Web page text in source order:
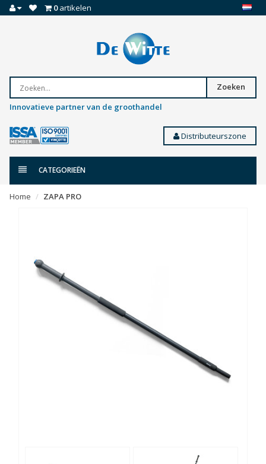
0artikelen
Zoeken
Innovatieve partner van de groothandel
Distributeurszone
CATEGORIEËN
Home ZAPA PRO